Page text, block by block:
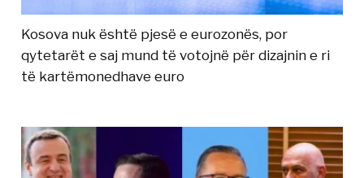
Kosova nuk është pjesë e eurozonës, por
qytetarët e saj mund të votojnë për dizajnin e ri
të kartëmonedhave euro